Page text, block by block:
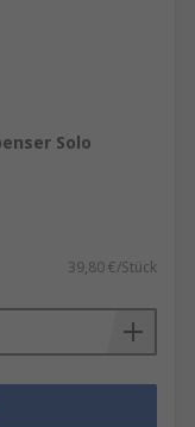
Solo
39,80 €/Stück